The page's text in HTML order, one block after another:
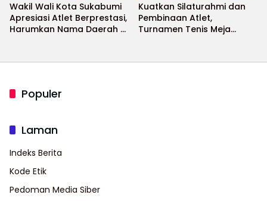
Wakil Wali Kota Sukabumi
Apresiasi Atlet Berprestasi,
Harumkan Nama Daerah di
Kuatkan Silaturahmi dan
Pembinaan Atlet,
Turnamen Tenis Meja
Populer
Laman
Indeks Berita
Kode Etik
Pedoman Media Siber